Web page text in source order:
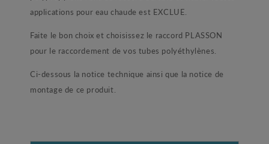
applications pour eau chaude est EXCLUE.
Faite le bon choix et choisissez le raccord PLASSON
pour le raccordement de vos tubes polyéthylènes.
Ci-dessous la notice technique ainsi que la notice de
montage de ce produit.